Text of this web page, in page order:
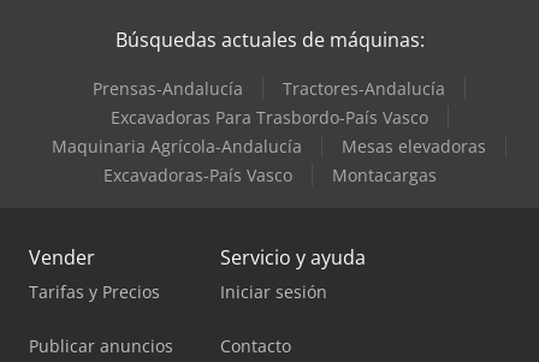
Búsquedas actuales de máquinas:
Prensas-Andalucía
Tractores-Andalucía
Excavadoras Para Trasbordo-País Vasco
Maquinaria Agrícola-Andalucía
Mesas elevadoras
Excavadoras-País Vasco
Montacargas
Vender
Tarifas y Precios
Publicar anuncios
Servicio y ayuda
Iniciar sesión
Contacto